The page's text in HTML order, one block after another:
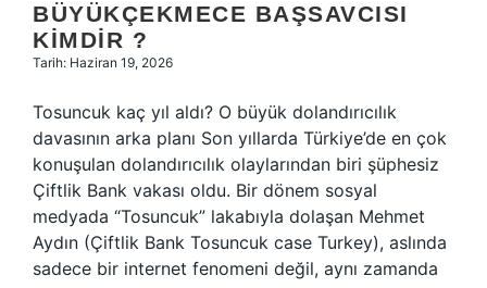
BÜYÜKÇEKMECE BAŞSAVCISI
KIMDIR ?
Tarih: Haziran 19, 2026
Tosuncuk kaç yıl aldı? O büyük dolandırıcılık
davasının arka planı Son yıllarda Türkiye’de en çok
konuşulan dolandırıcılık olaylarından biri şüphesiz
Çiftlik Bank vakası oldu. Bir dönem sosyal
medyada “Tosuncuk” lakabıyla dolaşan Mehmet
Aydın (Çiftlik Bank Tosuncuk case Turkey), aslında
sadece bir internet fenomeni değil, aynı zamanda